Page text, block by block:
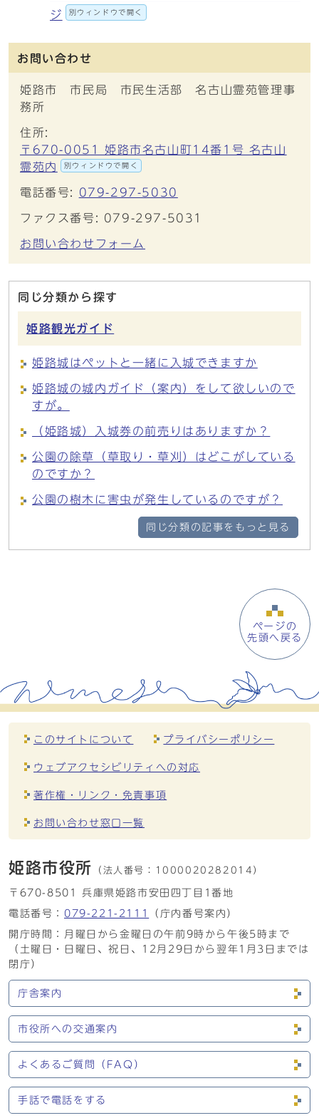
ジ
別ウィンドウで開く
お問い合わせ
姫路市 市民局 市民生活部 名古山霊苑管理事
務所
住所:
〒670-0051 姫路市名古山町14番1号 名古山
霊苑内
別ウィンドウで開く
電話番号: 079-297-5030
ファクス番号: 079-297-5031
お問い合わせフォーム
同じ分類から探す
姫路観光ガイド
姫路城はペットと一緒に入城できますか
姫路城の城内ガイド（案内）をして欲しいので
すが。
（姫路城）入城券の前売りはありますか？
公園の除草（草取り・草刈）はどこがしている
のですか？
公園の樹木に害虫が発生しているのですが？
同じ分類の記事をもっと見る
ページの
先頭へ戻る
このサイトについて プライバシーポリシー
ウェブアクセシビリティへの対応
著作権・リンク・免責事項
お問い合わせ窓口一覧
姫路市役所 （法人番号： 1000020282014）
〒670-8501 兵庫県姫路市安田四丁目1番地
電話番号： 079-221-2111
（庁内番号案内）
開庁時間：月曜日から金曜日の午前9時から午後5時まで
（土曜日・日曜日、祝日、12月29日から翌年1月3日までは
閉庁）
庁舎案内
市役所への交通案内
よくあるご質問（FAQ）
手話で電話をする